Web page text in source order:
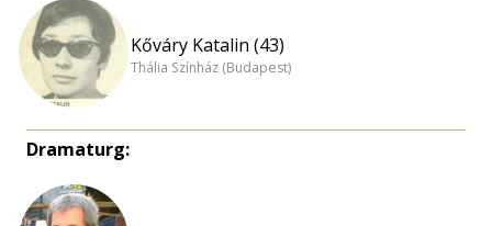
Kőváry Katalin (43)
Thália Színház (Budapest)
Dramaturg: